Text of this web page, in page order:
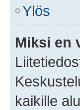
Ylös
Miksi en
kaikille